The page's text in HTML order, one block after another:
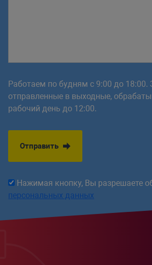
Работаем по будням с 9:00 до 18:00.
отправленные в выходные,
рабочий день до 12:00.
Отправить
Нажимая кнопку, Вы разрешаете
персональных данных